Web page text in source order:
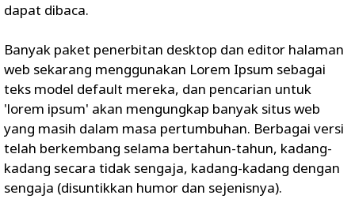
dapat dibaca.
Banyak paket penerbitan desktop dan editor halaman
web sekarang menggunakan Lorem Ipsum sebagai
teks model default mereka, dan pencarian untuk
'lorem ipsum' akan mengungkap banyak situs web
yang masih dalam masa pertumbuhan. Berbagai versi
telah berkembang selama bertahun-tahun, kadang-
kadang secara tidak sengaja, kadang-kadang dengan
sengaja (disuntikkan humor dan sejenisnya).